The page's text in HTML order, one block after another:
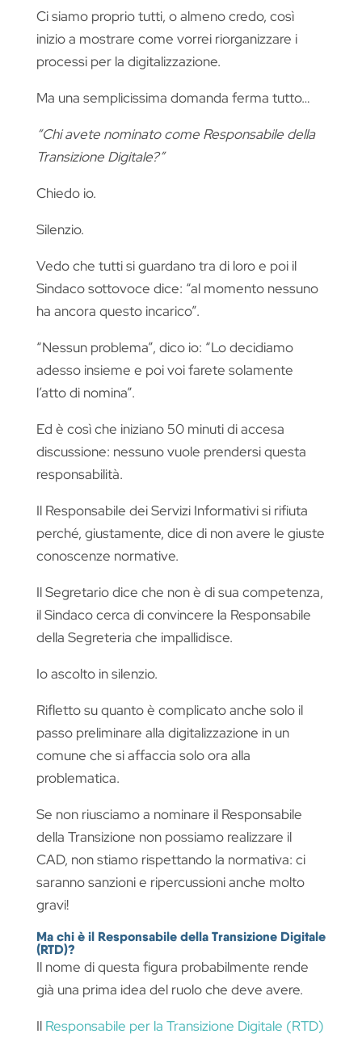
Ci siamo proprio tutti, o almeno credo, così
inizio a mostrare come vorrei riorganizzare i
processi per la digitalizzazione.
Ma una semplicissima domanda ferma tutto…
“Chi avete nominato come Responsabile della
Transizione Digitale?”
Chiedo io.
Silenzio.
Vedo che tutti si guardano tra di loro e poi il
Sindaco sottovoce dice: “al momento nessuno
ha ancora questo incarico”.
“Nessun problema”, dico io: “Lo decidiamo
adesso insieme e poi voi farete solamente
l’atto di nomina”.
Ed è così che iniziano 50 minuti di accesa
discussione: nessuno vuole prendersi questa
responsabilità.
Il Responsabile dei Servizi Informativi si rifiuta
perché, giustamente, dice di non avere le giuste
conoscenze normative.
Il Segretario dice che non è di sua competenza,
il Sindaco cerca di convincere la Responsabile
della Segreteria che impallidisce.
Io ascolto in silenzio.
Rifletto su quanto è complicato anche solo il
passo preliminare alla digitalizzazione in un
comune che si affaccia solo ora alla
problematica.
Se non riusciamo a nominare il Responsabile
della Transizione non possiamo realizzare il
CAD, non stiamo rispettando la normativa: ci
saranno sanzioni e ripercussioni anche molto
gravi!
Ma chi è il Responsabile della Transizione Digitale
(RTD)?
Il nome di questa figura probabilmente rende
già una prima idea del ruolo che deve avere.
Il Responsabile per la Transizione Digitale (RTD)